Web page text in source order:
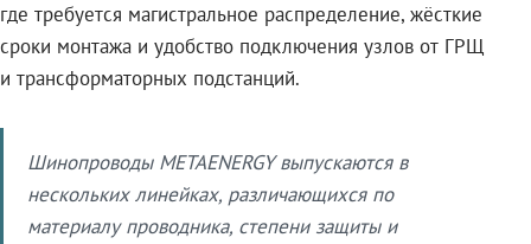
где требуется магистральное распределение, жёсткие
сроки монтажа и удобство подключения узлов от ГРЩ
и трансформаторных подстанций.
Шинопроводы METAENERGY выпускаются в
нескольких линейках, различающихся по
материалу проводника, степени защиты и